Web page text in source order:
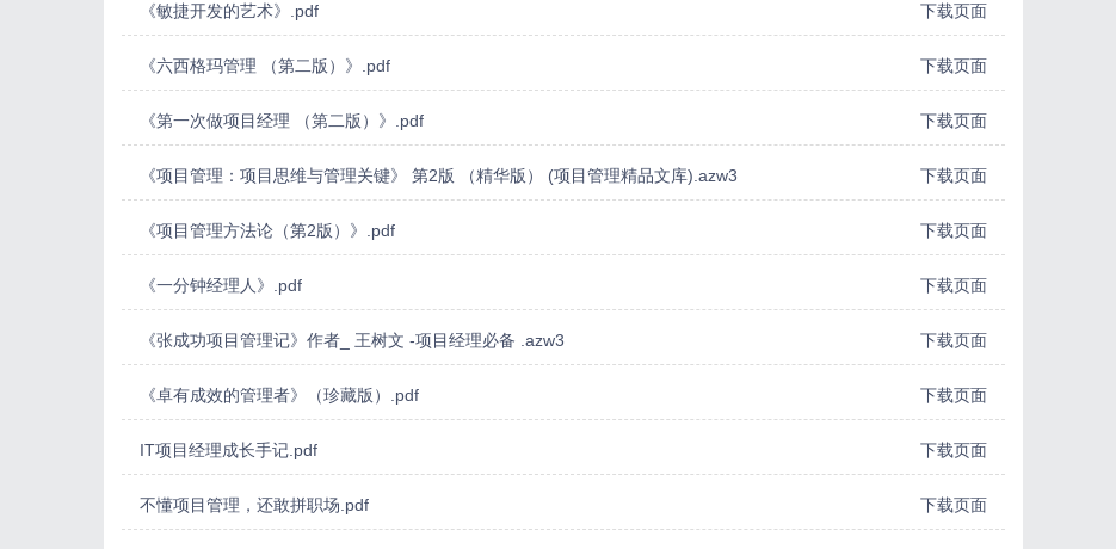
影响力-罗伯特·西奥迪尼.pdf
《敏捷开发的艺术》.pdf 下载页面
《六西格玛管理 （第二版）》.pdf 下载页面
《第一次做项目经理 （第二版）》.pdf 下载页面
《项目管理：项目思维与管理关键》 第2版 （精华版） (项目管理精品文库).azw3 下载页面
《项目管理方法论（第2版）》.pdf 下载页面
《一分钟经理人》.pdf 下载页面
《张成功项目管理记》作者_ 王树文 -项目经理必备 .azw3 下载页面
《卓有成效的管理者》（珍藏版）.pdf 下载页面
IT项目经理成长手记.pdf 下载页面
不懂项目管理，还敢拼职场.pdf 下载页面